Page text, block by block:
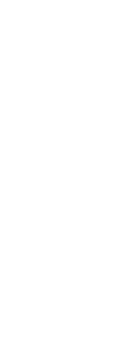
שיוט אדפטיבית